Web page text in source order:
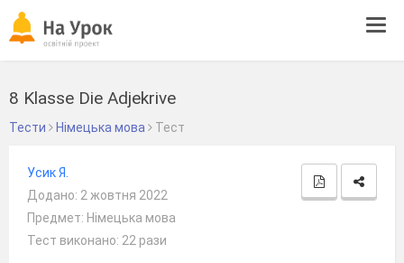
8 Klasse Die Adjekrive
Тести Німецька мова Тест
Усик Я.
Додано: 2 жовтня 2022
Предмет: Німецька мова
Тест виконано: 22 рази